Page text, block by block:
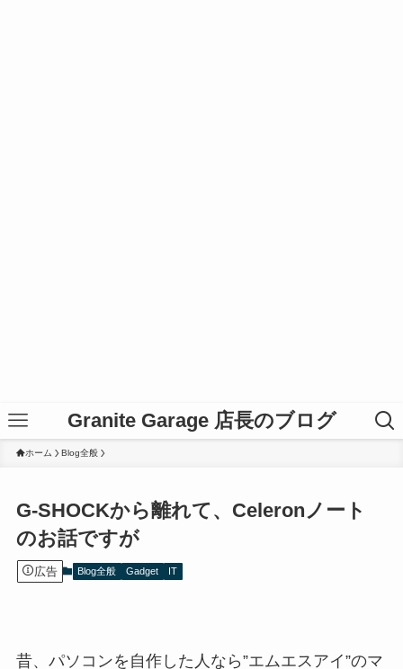
Granite Garage 店長のブログ
ホーム Blog全般
G-SHOCKから離れて、Celeronノート
のお話ですが
広告 Blog全般 Gadget IT
昔、パソコンを自作した人なら”エムエスアイ”のマ